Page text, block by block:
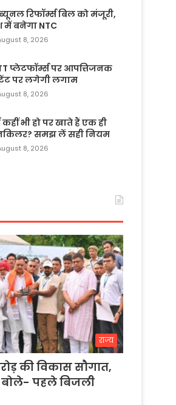
रिफॉर्म्स बिल को मंजूरी,
में बनेगा NTC
8, 2026
प्लेटफॉर्म्स पर आपत्तिजनक
पर लगेगी लगाम
8, 2026
कहीं भी हो पर खाते हैं एक ही
समझ लें सही नियम
8, 2026
राज्य
की विकास सौगात,
पहले बिजली